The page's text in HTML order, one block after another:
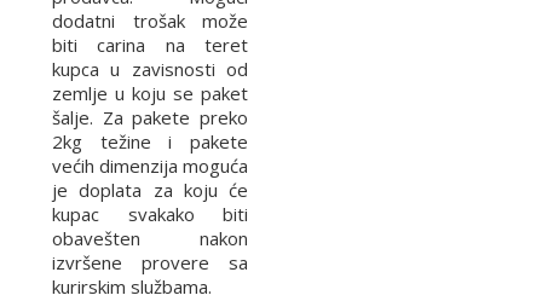
dodatni trošak može
biti carina na teret
kupca u zavisnosti od
zemlje u koju se paket
šalje. Za pakete preko
2kg težine i pakete
većih dimenzija moguća
je doplata za koju će
kupac svakako biti
obavešten nakon
izvršene provere sa
kurirskim službama.